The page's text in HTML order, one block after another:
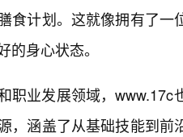
食计划。这就像拥有了
的身心状态。
职业发展领域，
，涵盖了从基础技能到